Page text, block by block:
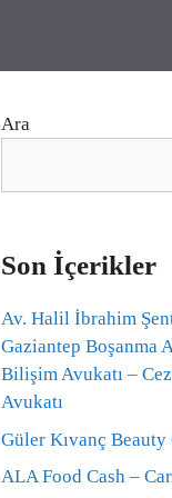
Ara
Son İçerikler
Av. Halil İbrahim
Gaziantep Boşanma
Bilişim Avukatı –
Avukatı
Güler Kıvanç Beauty
ALA Food Cash –